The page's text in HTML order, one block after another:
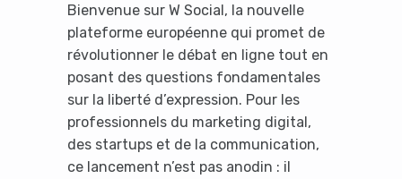
Bienvenue sur W Social, la nouvelle
plateforme européenne qui promet de
révolutionner le débat en ligne tout en
posant des questions fondamentales
sur la liberté d’expression. Pour les
professionnels du marketing digital,
des startups et de la communication,
ce lancement n’est pas anodin : il